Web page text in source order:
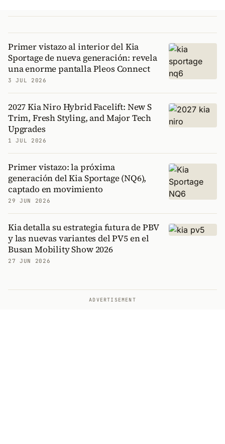
Primer vistazo al interior del Kia
Sportage de nueva generación: revela
una enorme pantalla Pleos Connect
3 JUL 2026
2027 Kia Niro Hybrid Facelift: New S
Trim, Fresh Styling, and Major Tech
Upgrades
1 JUL 2026
Primer vistazo: la próxima
generación del Kia Sportage (NQ6),
captado en movimiento
29 JUN 2026
Kia detalla su estrategia futura de PBV
y las nuevas variantes del PV5 en el
Busan Mobility Show 2026
27 JUN 2026
ADVERTISEMENT